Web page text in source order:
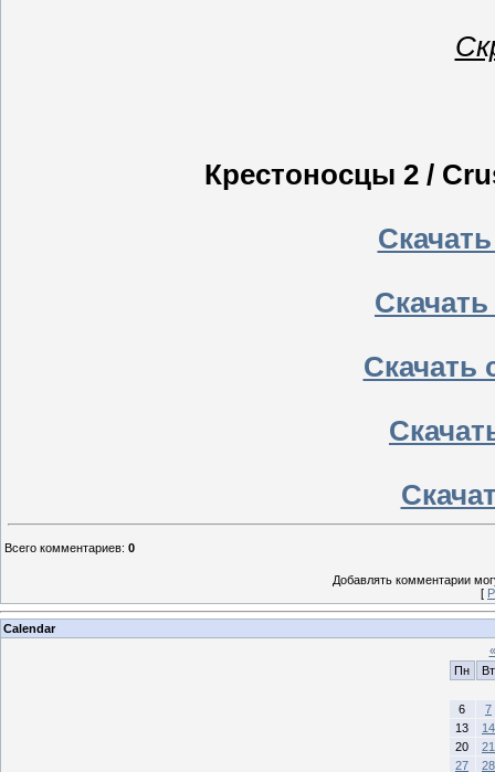
Крестоносцы 2 /
Скачать
Всего комментариев: 0
Добавлять комментарии
[
Calendar
«
Пн
Вт
6
7
13
14
20
21
27
28